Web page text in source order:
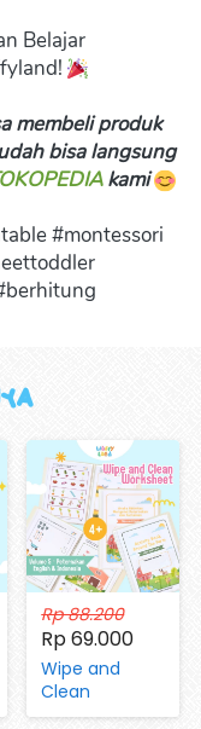
Belajar
membeli produk
bisa langsung
kami
#montessori
Rp 88.200
Rp 69.000
Wipe and
Clean
Worksheet Vol